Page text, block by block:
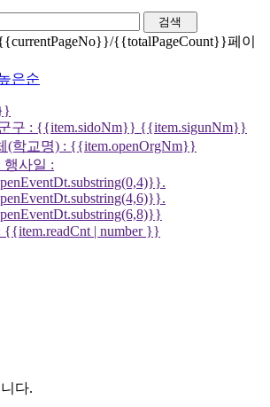
검색
{{totalPageCount}}페이
은순
구 : {{item.sidoNm}} {{item.sigunNm}}
(학교명) : {{item.openOrgNm}}
행사일 :
{{item.readCnt | number }}
다.